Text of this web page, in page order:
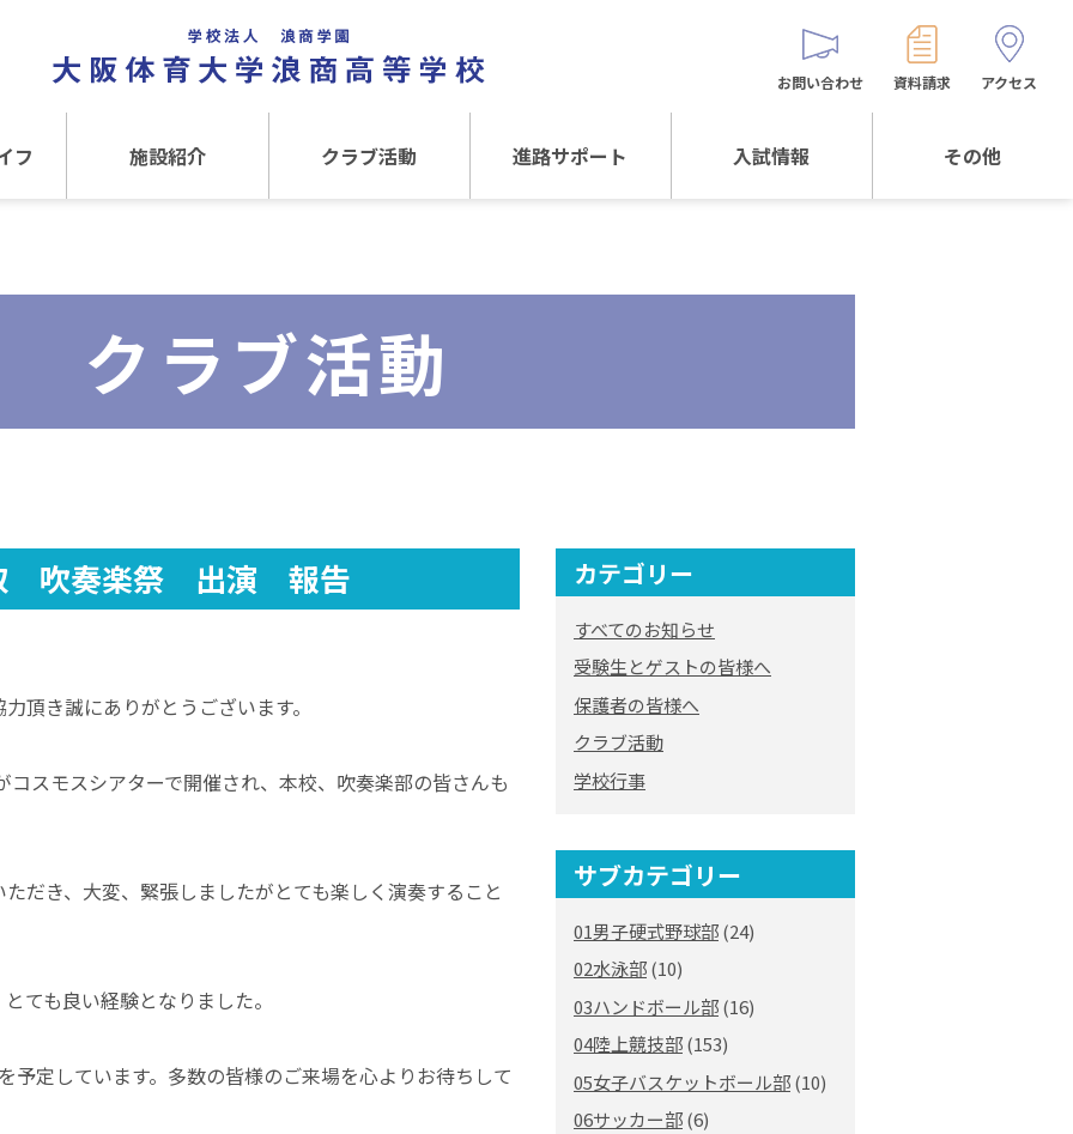
フ 施設紹介 クラブ活動
文化クラブ
進路サポート 入試情報 その他
お問い合わせ 資料請求 アクセス
クラブ活動
吹奏楽祭 出演 報告
頂き誠にありがとうございます。
スモスシアターで開催され、本校、吹奏楽部の皆さんも
だき、大変、緊張しましたがとても楽しく演奏すること
ても良い経験となりました。
予定しています。多数の皆様のご来場を心よりお待ちして
カテゴリー
すべてのお知らせ
受験生とゲストの皆様へ
保護者の皆様へ
クラブ活動
学校行事
サブカテゴリー
01男子硬式野球部(24)
02水泳部(10)
03ハンドボール部(16)
04陸上競技部(153)
05女子バスケットボール部(10)
06サッカー部(6)